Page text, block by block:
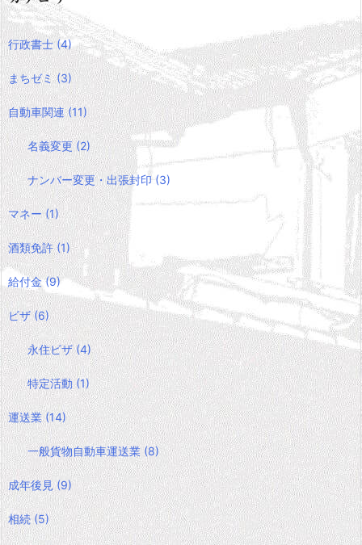
行政書士(4)
まちゼミ(3)
自動車関連(11)
名義変更(2)
ナンバー変更・出張封印 (3)
マネー(1)
酒類免許(1)
給付金(9)
ビザ(6)
永住ビザ(4)
特定活動(1)
運送業(14)
一般貨物自動車運送業(8)
成年後見(9)
相続(5)